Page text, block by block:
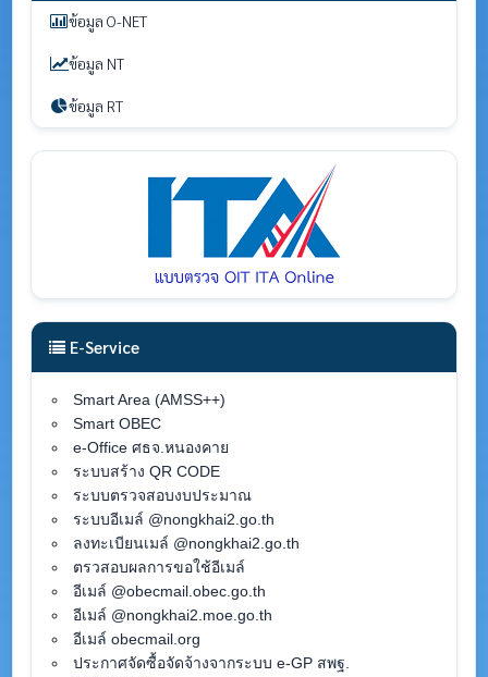
ข้อมูล O-NET
ข้อมูล NT
ข้อมูล RT
E-Service
Smart Area (AMSS++)
Smart OBEC
e-Office ศธจ.หนองคาย
ระบบสร้าง QR CODE
ระบบตรวจสอบงบประมาณ
ระบบอีเมล์ @nongkhai2.go.th
ลงทะเบียนเมล์ @nongkhai2.go.th
ตรวสอบผลการขอใช้อีเมล์
อีเมล์ @obecmail.obec.go.th
อีเมล์ @nongkhai2.moe.go.th
อีเมล์ obecmail.org
ประกาศจัดซื้อจัดจ้างจากระบบ e-GP สพฐ.